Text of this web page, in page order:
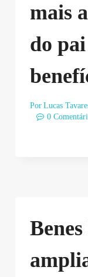
mais
do
Por Lucas
0